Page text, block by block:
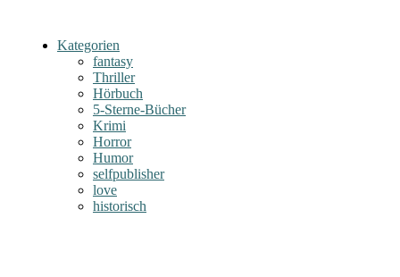
Kategorien
fantasy
Thriller
Hörbuch
5-Sterne-Bücher
Krimi
Horror
Humor
selfpublisher
love
historisch